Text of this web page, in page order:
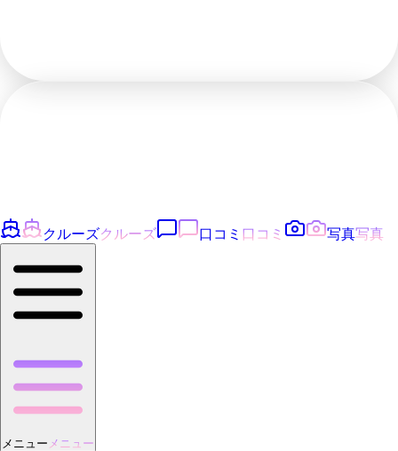
クルーズクルーズ 口コミ 口コミ 写真写真
メニュー メニュー